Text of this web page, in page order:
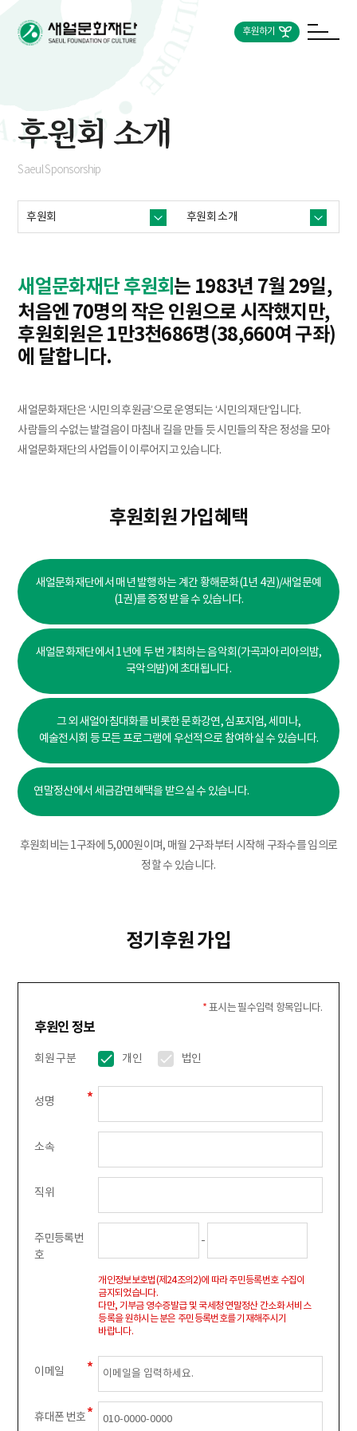
후원하기
후원회 소개
Saeul Sponsorship
후원회 후원회 소개
새얼문화재단 후원회 는 1983년 7월 29일,
처음엔 70명의 작은 인원으로 시작했지만,
후원회원은 1만3천686명(38,660여 구좌)
에 달합니다.
새얼문화재단은 ‘시민의 후원금’으로 운영되는 ‘시민의 재단’입니다.
사람들의 수없는 발걸음이 마침내 길을 만들 듯 시민들의 작은 정성을 모아
새얼문화재단의 사업들이 이루어지고 있습니다.
후원회원 가입혜택
새얼문화재단에서 매년 발행하는 계간 황해문화(1년 4권)/새얼문예
(1권)를 증정 받을 수 있습니다.
새얼문화재단에서 1년에 두 번 개최하는 음악회(가곡과아리아의밤,
국악의밤)에 초대됩니다.
그 외 새얼아침대화를 비롯한 문화강연, 심포지엄, 세미나,
예술전시회 등 모든 프로그램에 우선적으로 참여하실 수 있습니다.
연말정산에서 세금감면혜택을 받으실 수 있습니다.
후원회비는 1구좌에 5,000원이며, 매월 2구좌부터 시작해 구좌수를 임의로
정할 수 있습니다.
정기후원 가입
* 표시는 필수입력 항목입니다.
후원인 정보
회원 구분 개인 법인
성명
소속
직위
주민등록번
호
-
개인정보보호법(제24조의2)에 따라 주민등록번호 수집이
금지되었습니다.
다만, 기부금 영수증발급 및 국세청 연말정산 간소화 서비스
등록을 원하시는 분은 주민등록번호를 기재해주시기
바랍니다.
이메일
휴대폰 번호